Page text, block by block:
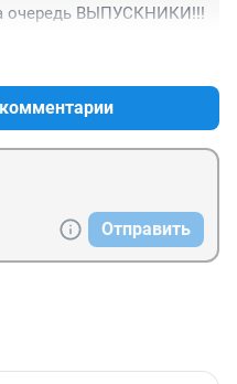
очередь ВЫПУСКНИКИ!!!
Отправить